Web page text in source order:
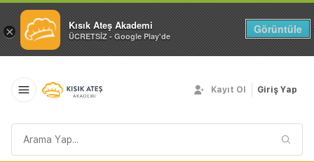
× Kısık Ateş Akademi
ÜCRETSİZ - Google Play'de
Görüntüle
sorgusu
Kayıt Ol Giriş Yap